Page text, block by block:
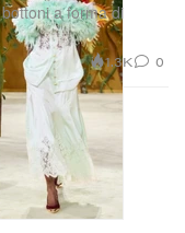
a forma di
1.3K 0